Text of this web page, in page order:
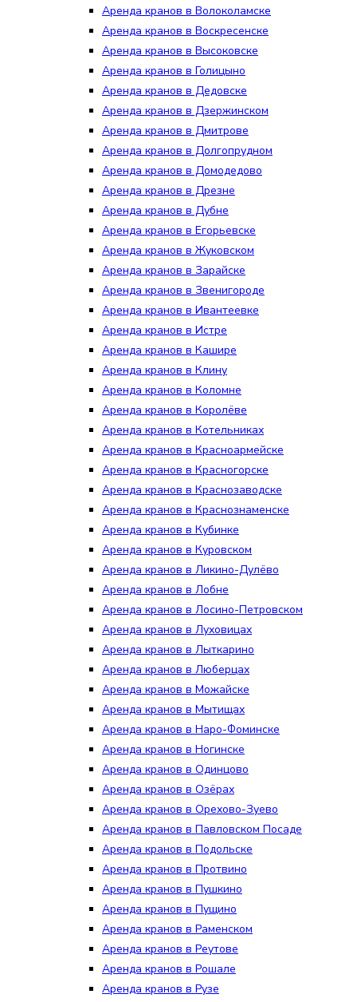
Аренда кранов в Волоколамске
Аренда кранов в Воскресенске
Аренда кранов в Высоковске
Аренда кранов в Голицыно
Аренда кранов в Дедовске
Аренда кранов в Дзержинском
Аренда кранов в Дмитрове
Аренда кранов в Долгопрудном
Аренда кранов в Домодедово
Аренда кранов в Дрезне
Аренда кранов в Дубне
Аренда кранов в Егорьевске
Аренда кранов в Жуковском
Аренда кранов в Зарайске
Аренда кранов в Звенигороде
Аренда кранов в Ивантеевке
Аренда кранов в Истре
Аренда кранов в Кашире
Аренда кранов в Клину
Аренда кранов в Коломне
Аренда кранов в Королёве
Аренда кранов в Котельниках
Аренда кранов в Красноармейске
Аренда кранов в Красногорске
Аренда кранов в Краснозаводске
Аренда кранов в Краснознаменске
Аренда кранов в Кубинке
Аренда кранов в Куровском
Аренда кранов в Ликино-Дулёво
Аренда кранов в Лобне
Аренда кранов в Лосино-Петровском
Аренда кранов в Луховицах
Аренда кранов в Лыткарино
Аренда кранов в Люберцах
Аренда кранов в Можайске
Аренда кранов в Мытищах
Аренда кранов в Наро-Фоминске
Аренда кранов в Ногинске
Аренда кранов в Одинцово
Аренда кранов в Озёрах
Аренда кранов в Орехово-Зуево
Аренда кранов в Павловском Посаде
Аренда кранов в Подольске
Аренда кранов в Протвино
Аренда кранов в Пушкино
Аренда кранов в Пущино
Аренда кранов в Раменском
Аренда кранов в Реутове
Аренда кранов в Рошале
Аренда кранов в Рузе